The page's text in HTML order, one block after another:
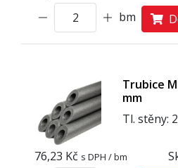
bm
Trubice
mm
Tl. stěny:
76,23 Kč s DPH / bm